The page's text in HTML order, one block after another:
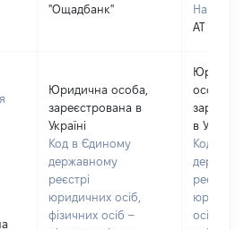
"Ощадбанк"
АТ
Юридична особа,
зареєстрована в
Україні
Код в Єдиному
державному
реєстрі
юридичних осіб,
фізичних осіб –
особа,
в Україні
Код в
реєстрі
осіб,